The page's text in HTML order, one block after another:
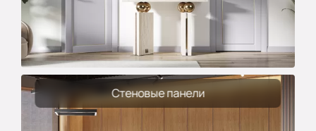
Стеновые панели